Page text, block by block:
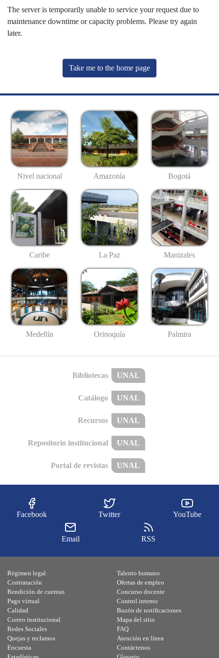
The server is temporarily unable to service your request due to
maintenance downtime or capacity problems. Please try again
later.
Take me to the home page
Nivel nacional Amazonía Bogotá
Caribe La Paz Manizales
Medellín Orinoquía Palmira
Bibliotecas UNAL
Catálogo UNAL
Recursos UNAL
Repositorio institucional UNAL
Portal de revistas UNAL
Facebook Twitter YouTube
Email RSS
Régimen legal
Contratación
Rendición de cuentas
Pago virtual
Calidad
Talento humano
Ofertas de empleo
Concurso docente
Control interno
Buzón de notificaciones
Correo institucional
Redes Sociales
Quejas y reclamos
Encuesta
Mapa del sitio
FAQ
Atención en línea
Contáctenos